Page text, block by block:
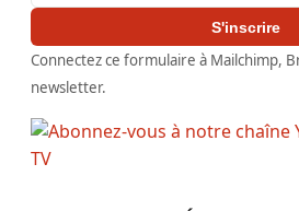
S'inscrire
Connectez ce formulaire à Mailchimp,
newsletter.